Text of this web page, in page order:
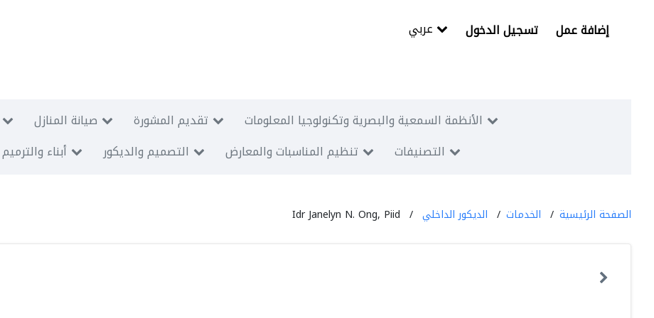
تسجيل الدخول إضافة عمل
صيانة المنازل تقديم المشورة
الأنظمة السمعية والبصرية وتكنولوجيا المعلومات
أبناء والترميم التصميم والديكور تنظيم المناسبات والمعارض التصنيفات
الصفحة الرئيسية الخدمات الديكور الداخلي Idr Janelyn N. Ong, Piid